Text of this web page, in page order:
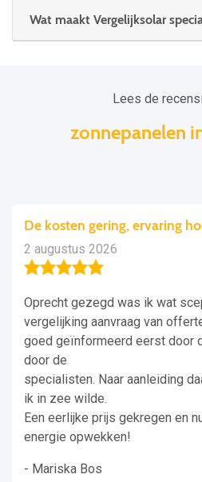
Wat maakt Vergelijksolar
Lees de
zonnepanelen
De kosten gering, ervaring
2 augustus 2026
Oprecht gezegd was ik wat
vergelijking aanvraag van
goed geïnformeerd eerst door
door de
specialisten. Naar aanleiding
ik in zee wilde.
Een eerlijke prijs gekregen en
energie opwekken!
- Mariska Bos